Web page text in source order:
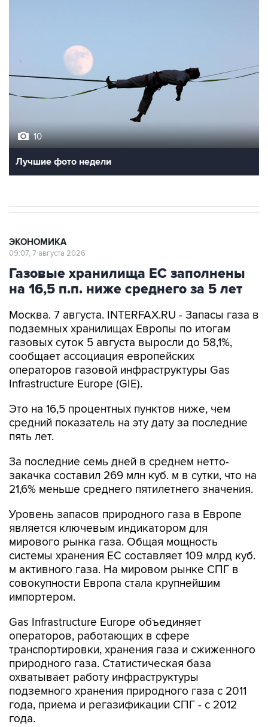
10
Лучшие фото недели
ЭКОНОМИКА
09:07, 7 августа 2026
Газовые хранилища ЕС заполнены
на 16,5 п.п. ниже среднего за 5 лет
Москва. 7 августа. INTERFAX.RU - Запасы газа в
подземных хранилищах Европы по итогам
газовых суток 5 августа выросли до 58,1%,
сообщает ассоциация европейских
операторов газовой инфраструктуры Gas
Infrastructure Europe (GIE).
Это на 16,5 процентных пунктов ниже, чем
средний показатель на эту дату за последние
пять лет.
За последние семь дней в среднем нетто-
закачка составил 269 млн куб. м в сутки, что на
21,6% меньше среднего пятилетнего значения.
Уровень запасов природного газа в Европе
является ключевым индикатором для
мирового рынка газа. Общая мощность
системы хранения ЕС составляет 109 млрд куб.
м активного газа. На мировом рынке СПГ в
совокупности Европа стала крупнейшим
импортером.
Gas Infrastructure Europe объединяет
операторов, работающих в сфере
транспортировки, хранения газа и сжиженного
природного газа. Статистическая база
охватывает работу инфраструктуры
подземного хранения природного газа с 2011
года, приема и регазификации СПГ - с 2012
года.